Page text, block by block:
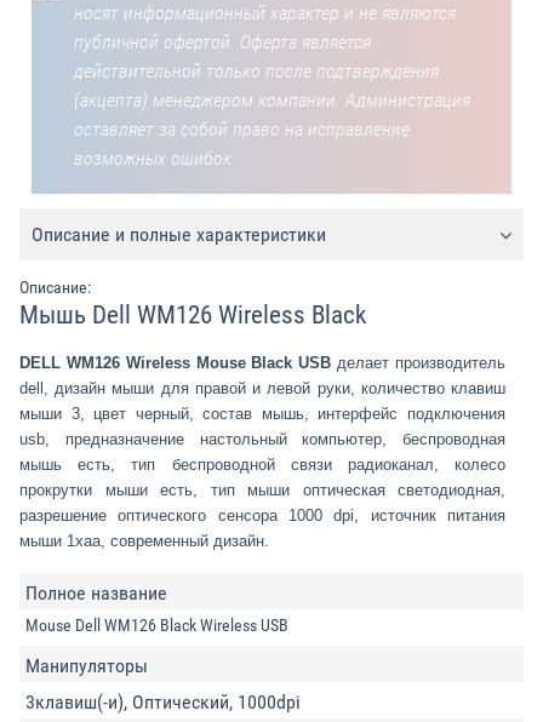
носят информационный характер и не являются
публичной офертой. Оферта является
действительной только после подтверждения
(акцепта) менеджером компании. Администрация
оставляет за собой право на исправление
возможных ошибок.
Описание и полные характеристики
Описание:
Мышь Dell WM126 Wireless Black
DELL WM126 Wireless Mouse Black USB делает производитель
dell, дизайн мыши для правой и левой руки, количество клавиш
мыши 3, цвет черный, состав мышь, интерфейс подключения
usb, предназначение настольный компьютер, беспроводная
мышь есть, тип беспроводной связи радиоканал, колесо
прокрутки мыши есть, тип мыши оптическая светодиодная,
разрешение оптического сенсора 1000 dpi, источник питания
мыши 1xaa, современный дизайн.
Полное название
Mouse Dell WM126 Black Wireless USB
Манипуляторы
3клавиш(-и), Оптический, 1000dpi